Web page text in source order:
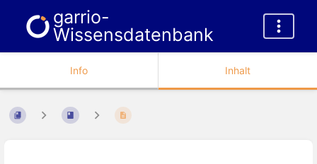
garrio-
Wissensdatenbank
Info Inhalt